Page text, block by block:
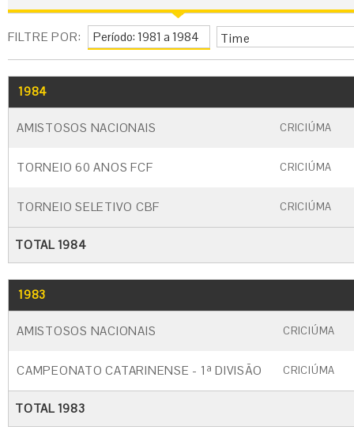
FILTRE POR: Time
1984
AMISTOSOS NACIONAIS CRICIÚMA
TORNEIO 60 ANOS FCF CRICIÚMA
TORNEIO SELETIVO CBF CRICIÚMA
TOTAL 1984
1983
AMISTOSOS NACIONAIS CRICIÚMA
CAMPEONATO CATARINENSE - 1ª DIVISÃO CRICIÚMA
TOTAL 1983